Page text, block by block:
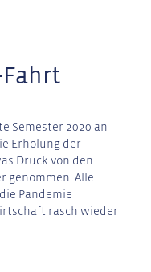
Semester 2020 an
Erholung der
Druck von den
genommen. Alle
Pandemie
rasch wieder